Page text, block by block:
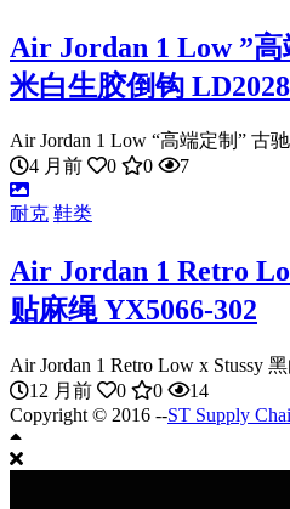
Air Jordan 1 Low ”
米白生胶倒钩
Air Jordan 1 Low “高端定制” 古
4 月前
0 0 7
耐克 鞋类
Air Jordan 1 Retro
贴麻绳 YX5066-302
Air Jordan 1 Retro Low x Stussy
12 月前
0 0
14
Copyright © 2016 --ST Supply